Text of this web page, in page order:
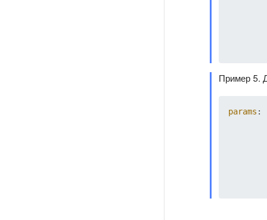
Пример 5.
params :